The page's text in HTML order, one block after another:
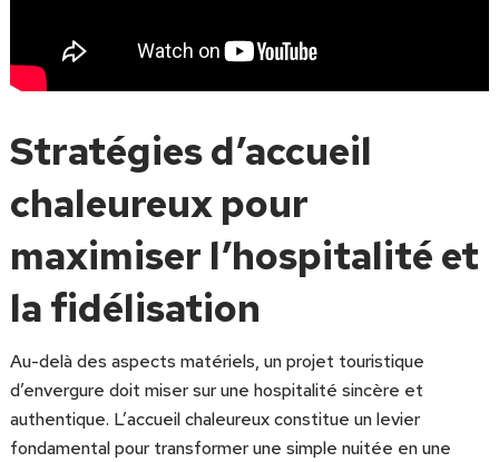
Stratégies d’accueil
chaleureux pour
maximiser l’hospitalité et
la fidélisation
Au-delà des aspects matériels, un projet touristique
d’envergure doit miser sur une hospitalité sincère et
authentique. L’accueil chaleureux constitue un levier
fondamental pour transformer une simple nuitée en une